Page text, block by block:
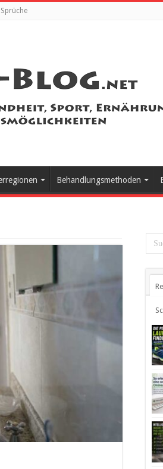
Behandlungsmethoden